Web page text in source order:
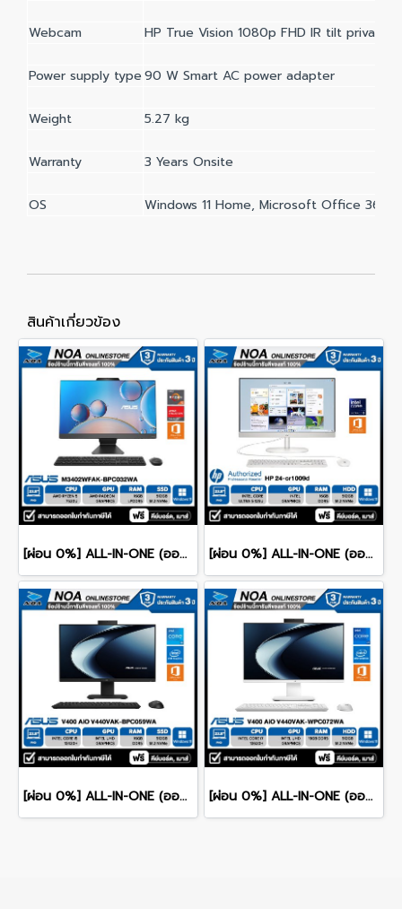
Webcam HP True Vision 1080p FHD IR tilt
Power supply type90 W Smart AC power adapter
Weight 5.27 kg
Warranty 3 Years Onsite
OS Windows 11 Home, Microsoft Office 365
สินค้าเกี่ยวข้อง
[ผ่อน 0%] ALL-IN-ONE (ออลอินวัน) ASUS M3402WFAK-BPC032WA RYZEN 5-7520U/16GB/512GB/WINDOWS 11+MS OFFICE 23.8" FHD รับประกันซ่อมฟรีถึงบ้าน 3ปี [ผ่อน 0%] ALL-IN-ONE (ออลอินวัน) HP 24-CR1009D 23.8" FHD/CORE Ultra 5-125U/RAM 16GB/SSD 512GB/WINDOWS 11 รับประกันซ่อมฟรีถึงบ้าน 3ปี
[ผ่อน 0%] ALL-IN-ONE (ออลอินวัน) ASUS V400 AiO V440VAK-BPC059WA 23.8" FHD/CORE i5-13420H/16GB/512GB/WINDOWS 11+MS OFFICE รับประกันซ่อมฟรีถึงบ้าน 3ปี [ผ่อน 0%] ALL-IN-ONE (ออลอินวัน) ASUS AIO V400 AiO V440VAK-WPC072WA 23.8" FHD/CORE i7-13620H/RAM 16GB/SSD 512GB/WINDOWS 11+MS OFFICE รับประกันซ่อมฟรีถึงบ้าน 3ปี